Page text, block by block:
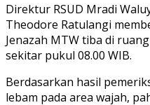
Direktur RSUD Mradi
Theodore Ratulangi
Jenazah MTW tiba di
sekitar pukul 08.00 WIB.
Berdasarkan hasil
lebam pada area wajah,